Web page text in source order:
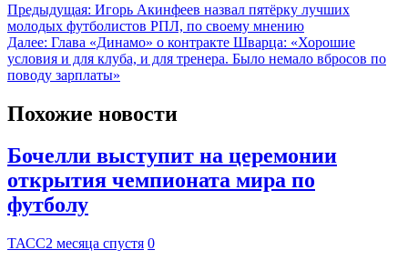
Предыдущая: Игорь Акинфеев назвал пятёрку лучших
молодых футболистов РПЛ, по своему мнению
Далее: Глава «Динамо» о контракте Шварца: «Хорошие
условия и для клуба, и для тренера. Было немало вбросов по
поводу зарплаты»
Похожие новости
Бочелли выступит на церемонии
открытия чемпионата мира по
футболу
ТАСС2 месяца спустя 0